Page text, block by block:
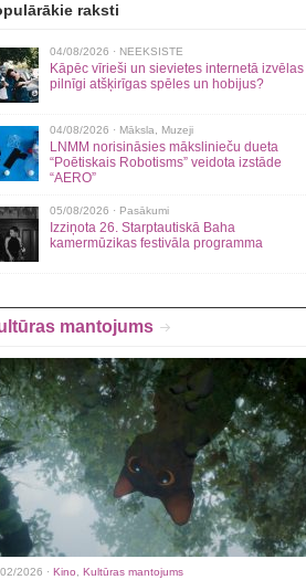
raksti
04/08/2026 · NEEKSISTE
Kāpēc vīrieši un sievietes internetā izvēlas
pilnīgi atšķirīgas spēles un hobijus?
04/08/2026 · Māksla Muzeji
LNMM norisināsies mākslinieču dueta
“Poētiskais Robotisms” veidota izstāde
“AERO”
05/08/2026 · Pasākumi
Izziņota 26. Starptautiskā Baha
kamermūzikas festivāla programma
mantojums
2026 · Kino Kultūras mantojums